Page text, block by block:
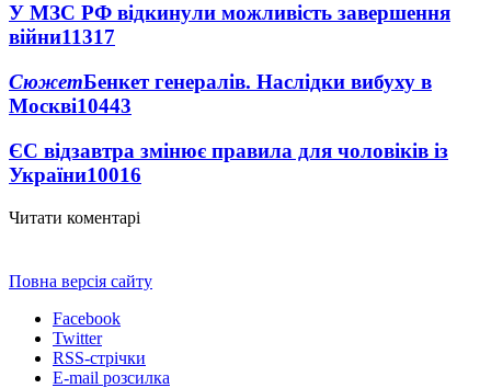
У МЗС РФ відкинули можливість завершення
війни11317
СюжетБенкет генералів. Наслідки вибуху в
Москві10443
ЄС відзавтра змінює правила для чоловіків із
України10016
Читати коментарі
Повна версія сайту
Facebook
Twitter
RSS-стрічки
E-mail розсилка